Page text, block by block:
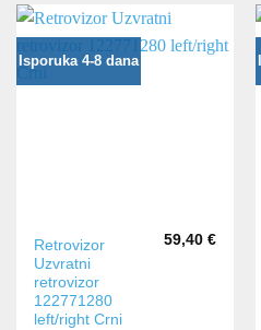
Isporuka 4-8 dana
Retrovizor
Uzvratni
retrovizor
122771280
left/right Crni
59,40 €